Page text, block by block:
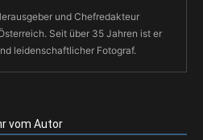
und Chefredakteur
Seit über 35 Jahren ist er
leidenschaftlicher Fotograf.
vom Autor